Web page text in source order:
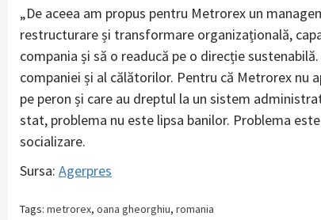
„De aceea am propus pentru Metrorex un
restructurare și transformare organizațională,
compania și să o readucă pe o direcție
companiei și al călătorilor. Pentru că Metrorex nu
pe peron și care au dreptul la un sistem
stat, problema nu este lipsa banilor. Problema
socializare.
Sursa: Agerpres
Tags: metrorex, oana gheorghiu, romania